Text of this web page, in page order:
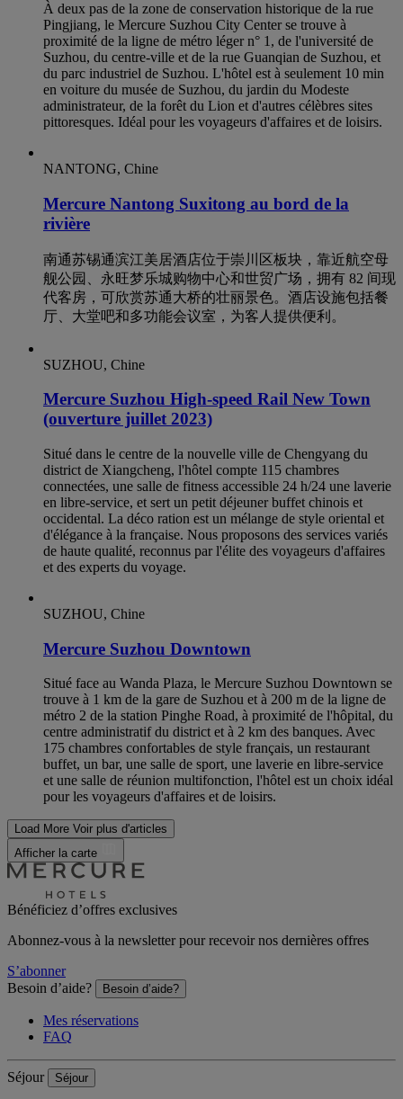
À deux pas de la zone de conservation historique de la rue
Pingjiang, le Mercure Suzhou City Center se trouve à
proximité de la ligne de métro léger n° 1, de l'université de
Suzhou, du centre-ville et de la rue Guanqian de Suzhou, et
du parc industriel de Suzhou. L'hôtel est à seulement 10 min
en voiture du musée de Suzhou, du jardin du Modeste
administrateur, de la forêt du Lion et d'autres célèbres sites
pittoresques. Idéal pour les voyageurs d'affaires et de loisirs.
NANTONG, Chine
Mercure Nantong Suxitong au bord de la
rivière
南通苏锡通滨江美居酒店位于崇川区板块，靠近航空母
舰公园、永旺梦乐城购物中心和世贸广场，拥有 82 间现
代客房，可欣赏苏通大桥的壮丽景色。酒店设施包括餐
厅、大堂吧和多功能会议室，为客人提供便利。
SUZHOU, Chine
Mercure Suzhou High-speed Rail New Town
(ouverture juillet 2023)
Situé dans le centre de la nouvelle ville de Chengyang du
district de Xiangcheng, l'hôtel compte 115 chambres
connectées, une salle de fitness accessible 24 h/24 une laverie
en libre-service, et sert un petit déjeuner buffet chinois et
occidental. La déco ration est un mélange de style oriental et
d'élégance à la française. Nous proposons des services variés
de haute qualité, reconnus par l'élite des voyageurs d'affaires
et des experts du voyage.
SUZHOU, Chine
Mercure Suzhou Downtown
Situé face au Wanda Plaza, le Mercure Suzhou Downtown se
trouve à 1 km de la gare de Suzhou et à 200 m de la ligne de
métro 2 de la station Pinghe Road, à proximité de l'hôpital, du
centre administratif du district et à 2 km des banques. Avec
175 chambres confortables de style français, un restaurant
buffet, un bar, une salle de sport, une laverie en libre-service
et une salle de réunion multifonction, l'hôtel est un choix idéal
pour les voyageurs d'affaires et de loisirs.
Load More Voir plus d'articles
Afficher la carte
Bénéficiez d’offres exclusives
Abonnez-vous à la newsletter pour recevoir nos dernières offres
S’abonner
Besoin d’aide?
Besoin d’aide?
Mes réservations
FAQ
Séjour Séjour